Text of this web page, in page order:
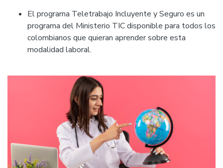
El programa Teletrabajo Incluyente y Seguro es un
programa del Ministerio TIC disponible para todos los
colombianos que quieran aprender sobre esta
modalidad laboral.